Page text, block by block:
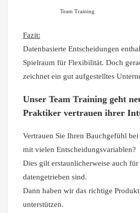
Team Training
Fazit:
Datenbasierte Entscheidungen
Spielraum für Flexibilität. Doch
zeichnet ein gut aufgestelltes
Unser Team Training geht
Praktiker vertrauen ihrer
Vertrauen Sie Ihren Bauchgefühl
mit vielen Entscheidungsvariablen?
Dies gilt erstaunlicherweise auch
datengetrieben sind.
Dann haben wir das richtige
unterstützen.